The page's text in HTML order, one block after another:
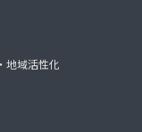
地域活性化